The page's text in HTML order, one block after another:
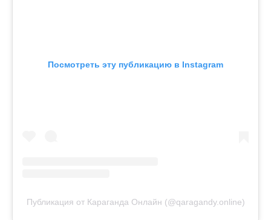
Посмотреть эту публикацию в Instagram
Публикация от Караганда Онлайн (@qaragandy.online)